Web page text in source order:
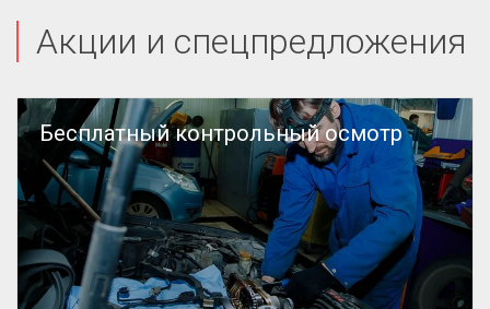
Акции и спецпредложения
Бесплатный контрольный осмотр